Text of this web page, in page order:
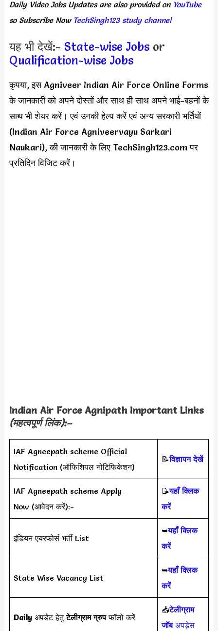
Daily Video Jobs Updates are also provided onYouTube
so Subscribe Now TechSingh123 study channel
यह भी देखें:- State-wise Jobs or
Qualification-wise Jobs
कृपया, इस Agniveer Indian Air Force Online Forms
के जानकारी को अपने दोस्तों और साथ ही साथ अपने भाई-बहनों के
साथ भी शेयर करें। एवं उनकी हेल्प करें एवं अन्य सरकारी भर्तियों
(Indian Air Force Agniveervayu Sarkari
Naukari), की जानकारी के लिए TechSingh123.com पर
प्रतिदिन विजिट करें।
Indian Air Force Agnipath Important Links
(महत्वपूर्ण लिंक):–
IAF Agneepath scheme Official
Notification (ऑफिशियल नोटिफिकेशन)
📝विज्ञापन देखें
IAF Agneepath scheme Apply
Now (आवेदन करें):-
📝यहाँ क्लिक
करें
इंडियन एयरफोर्स भर्ती List
➥यहाँ क्लिक
करें
State Wise Vacancy List
➥यहाँ क्लिक
करें
Daily अपडेट हेतुटेलीग्राम ग्रुपफॉलो करें
📥टेलीग्राम
जॉबअपड़ेस